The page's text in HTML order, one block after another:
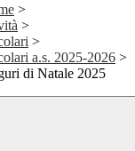
>
>
>
a.s. 2025-2026 >
di Natale 2025